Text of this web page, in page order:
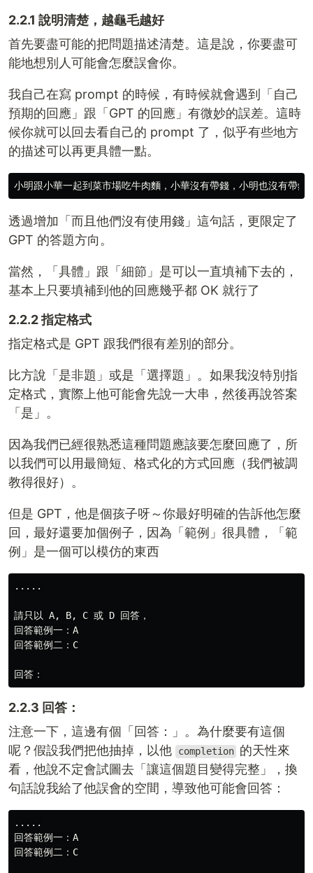
2.2.1 說明清楚，越龜毛越好
首先要盡可能的把問題描述清楚。這是說，你要盡可
能地想別人可能會怎麼誤會你。
我自己在寫 prompt 的時候，有時候就會遇到「自己
預期的回應」跟「GPT 的回應」有微妙的誤差。這時
候你就可以回去看自己的 prompt 了，似乎有些地方
的描述可以再更具體一點。
透過增加「而且他們沒有使用錢」這句話，更限定了
GPT 的答題方向。
當然，「具體」跟「細節」是可以一直填補下去的，
基本上只要填補到他的回應幾乎都 OK 就行了
2.2.2 指定格式
指定格式是 GPT 跟我們很有差別的部分。
比方說「是非題」或是「選擇題」。如果我沒特別指
定格式，實際上他可能會先說一大串，然後再說答案
「是」。
因為我們已經很熟悉這種問題應該要怎麼回應了，所
以我們可以用最簡短、格式化的方式回應（我們被調
教得很好）。
但是 GPT，他是個孩子呀～你最好明確的告訴他怎麼
回，最好還要加個例子，因為「範例」很具體，「範
例」是一個可以模仿的東西
.....
請只以 A, B, C 或 D 回答，
回答範例一：A
回答範例二：C
2.2.3 回答：
注意一下，這邊有個「回答：」。為什麼要有這個
呢？假設我們把他抽掉，以他
completion 的天性來
看，他說不定會試圖去「讓這個題目變得完整」，換
句話說我給了他誤會的空間，導致他可能會回答：
.....
回答範例一：A
回答範例二：C